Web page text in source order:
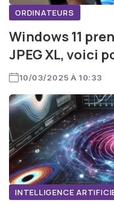
ORDINATEURS
Windows 11
JPEG XL, voici
10/03/2025 À 10:33
INTELLIGENCE